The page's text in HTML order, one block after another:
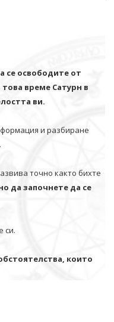
се освободите от
това време Сатурн в
ви.
и разбиране
точно както бихте
да започнете да се
си.
които